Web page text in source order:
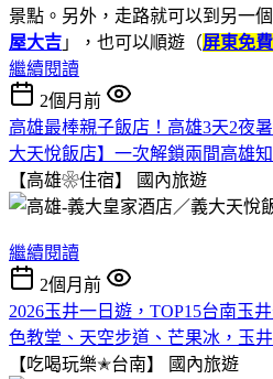
景點。另外，走路就可以到另一
屋大吉 」，也可以順遊（屏東免
繼續閱讀
2個月前
高雄最棒親子飯店！高雄3天2夜
大天悅飯店】一次解鎖兩間高雄
【高雄❀住宿】
國內旅遊
繼續閱讀
2個月前
2026玉井一日遊，TOP15台南玉
色教堂、天空步道、芒果冰，玉
【吃喝玩樂✭台南】
國內旅遊